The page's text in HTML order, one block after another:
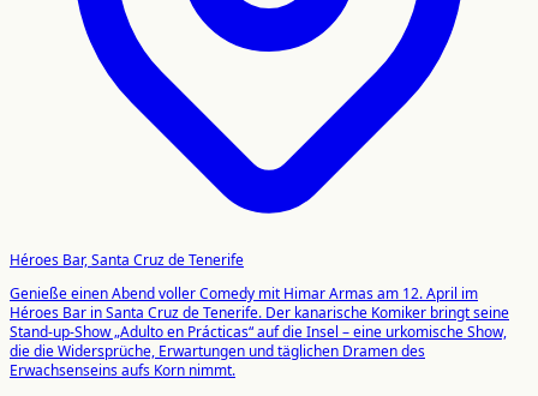
Héroes Bar, Santa Cruz de Tenerife
Genieße einen Abend voller Comedy mit Himar Armas am 12. April im
Héroes Bar in Santa Cruz de Tenerife. Der kanarische Komiker bringt seine
Stand-up-Show „Adulto en Prácticas“ auf die Insel – eine urkomische Show,
die die Widersprüche, Erwartungen und täglichen Dramen des
Erwachsenseins aufs Korn nimmt.